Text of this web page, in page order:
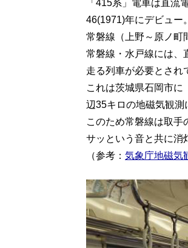
「415系」電車は直流
46(1971)年にデビュー。
常磐線（上野～原ノ町
常磐線・水戸線には、
走る列車が必要とされ
これは茨城県石岡市に
辺35キロの地磁気観測
このため常磐線は取手
サッという音と共に消
（参考： 気象庁地磁気